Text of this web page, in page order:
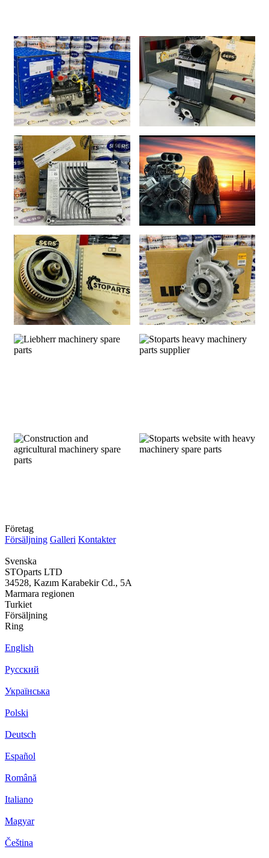
REPAIR K...
GASKET KIT
parts
parts...
Construction and agricultural
...
Företag
Försäljning Galleri Kontakter
Svenska
STOparts LTD
34528, Kazım Karabekir Cd., 5A
Marmara regionen
Turkiet
Försäljning
Ring
English
Русский
Українська
Polski
Deutsch
Español
Română
Italiano
Magyar
Čeština